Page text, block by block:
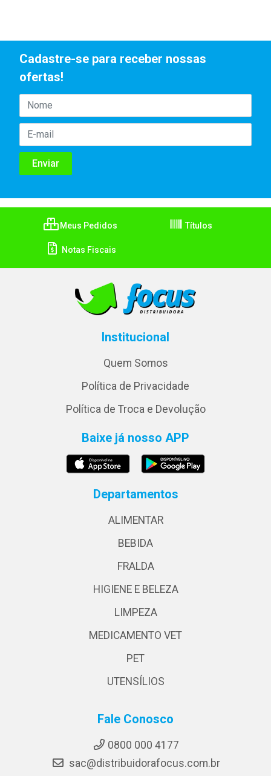
Cadastre-se para receber nossas
ofertas!
Meus Pedidos Títulos
Notas Fiscais
Institucional
Quem Somos
Política de Privacidade
Política de Troca e Devolução
Baixe já nosso APP
Departamentos
ALIMENTAR
BEBIDA
FRALDA
HIGIENE E BELEZA
LIMPEZA
MEDICAMENTO VET
PET
UTENSÍLIOS
Fale Conosco
0800 000 4177
sac@distribuidorafocus.com.br